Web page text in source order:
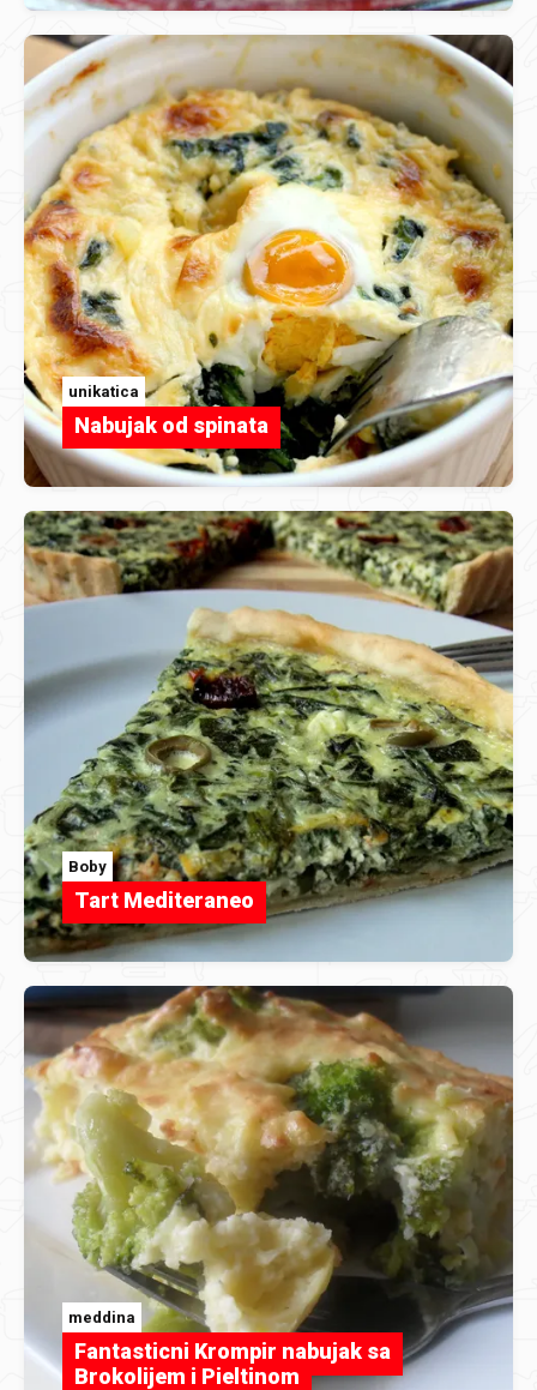
unikatica
Nabujak od spinata
Boby
Tart Mediteraneo
meddina
Fantasticni Krompir nabujak sa
Brokolijem i Pieltinom